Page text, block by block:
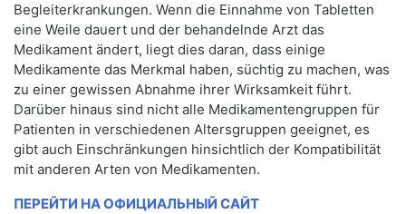
Begleiterkrankungen. Wenn die Einnahme von Tabletten
eine Weile dauert und der behandelnde Arzt das
Medikament ändert, liegt dies daran, dass einige
Medikamente das Merkmal haben, süchtig zu machen, was
zu einer gewissen Abnahme ihrer Wirksamkeit führt.
Darüber hinaus sind nicht alle Medikamentengruppen für
Patienten in verschiedenen Altersgruppen geeignet, es
gibt auch Einschränkungen hinsichtlich der Kompatibilität
mit anderen Arten von Medikamenten.
ПЕРЕЙТИ НА ОФИЦИАЛЬНЫЙ САЙТ